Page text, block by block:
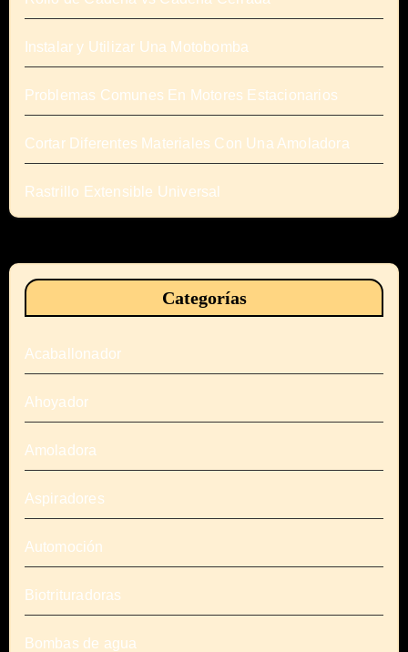
Instalar y Utilizar Una Motobomba
Problemas Comunes En Motores Estacionarios
Cortar Diferentes Materiales Con Una Amoladora
Rastrillo Extensible Universal
Categorías
Acaballonador
Ahoyador
Amoladora
Aspiradores
Automoción
Biotrituradoras
Bombas de agua